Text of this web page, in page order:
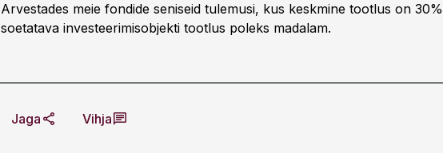
Arvestades meie fondide seniseid tulemusi, kus keskmine tootlus on
soetatava investeerimisobjekti tootlus poleks madalam.
Jaga Vihja